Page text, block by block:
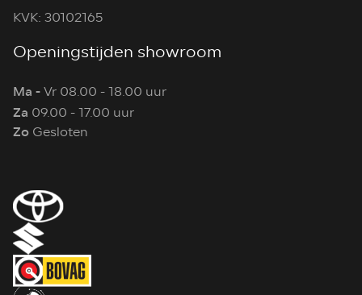
KVK: 30102165
Openingstijden showroom
Ma -Vr 08.00 - 18.00 uur
Za 09.00 - 17.00 uur
Zo Gesloten